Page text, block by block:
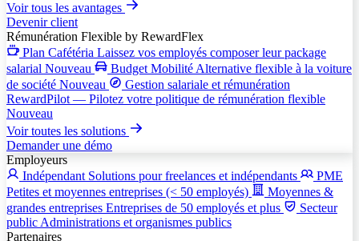
Voir tous les avantages
Devenir client
Rémunération Flexible by RewardFlex
Plan Cafétéria Laissez vos employés composer leur package
salarial Nouveau Budget Mobilité Alternative flexible à la voiture
de société Nouveau
Gestion salariale et rémunération
RewardPilot — Pilotez votre politique de rémunération flexible
Nouveau
Voir toutes les solutions
Demander une démo
Employeurs
Indépendant Solutions pour freelances et indépendants
PME
Petites et moyennes entreprises (< 50 employés)
Moyennes &
grandes entreprises Entreprises de 50 employés et plus
Secteur
public Administrations et organismes publics
Partenaires